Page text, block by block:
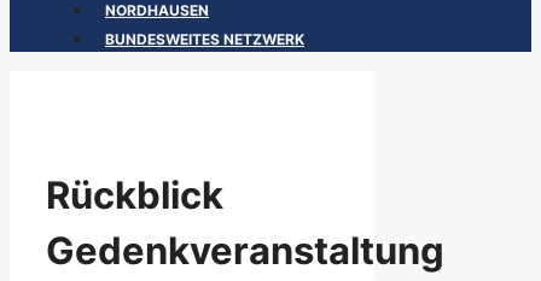
NORDHAUSEN
BUNDESWEITES NETZWERK
Rückblick
Gedenkveranstaltung